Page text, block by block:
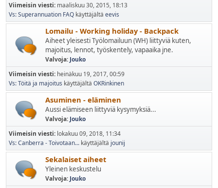
Viimeisin viesti: maaliskuu 30, 2015, 18:13
Vs: Superannuation FAQ käyttäjältä eevis
Lomailu - Working holiday - Backpack
Aiheet yleisesti Työlomailuun (WH) liittyviä kuten,
majoitus, lennot, työskentely, vapaaika jne.
Valvoja: Jouko
Viimeisin viesti: heinäkuu 19, 2017, 00:59
Vs: Töitä ja majoitus käyttäjältä OKRinkinen
Asuminen - eläminen
Aussi elämiseen liittyviä kysymyksiä...
Valvoja: Jouko
Viimeisin viesti: lokakuu 09, 2018, 11:34
Vs: Canberra - Toivotaan... käyttäjältä jounij
Sekalaiset aiheet
Yleinen keskustelu
Valvoja: Jouko